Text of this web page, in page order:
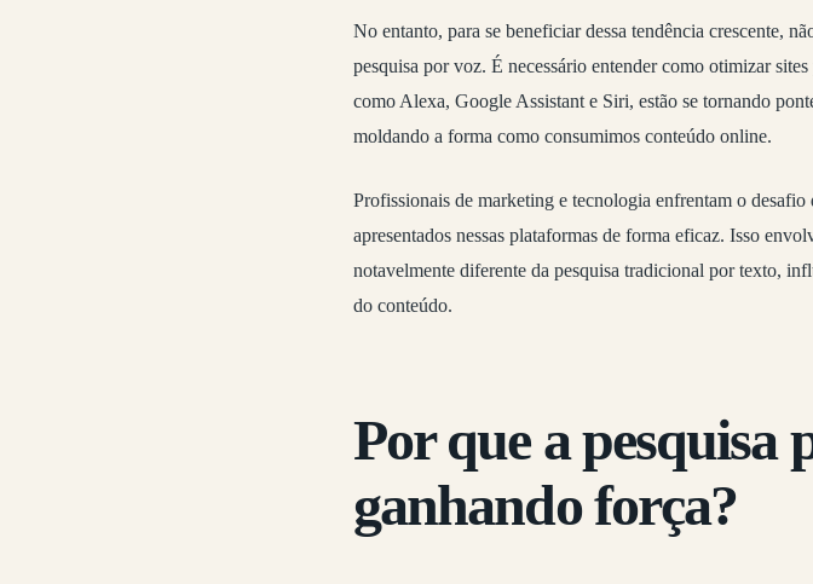
No entanto, para se beneficiar dessa tendência crescente,
pesquisa por voz. É necessário entender como otimizar
como Alexa, Google Assistant e Siri, estão se tornando
moldando a forma como consumimos conteúdo online.
Profissionais de marketing e tecnologia enfrentam o desafio
apresentados nessas plataformas de forma eficaz. Isso
notavelmente diferente da pesquisa tradicional por texto,
do conteúdo.
Por que a pesquisa
ganhando força?